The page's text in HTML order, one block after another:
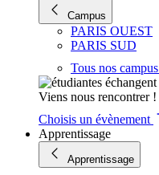
Campus
PARIS OUEST
PARIS SUD
Tous nos campus
Viens nous rencontrer !
Choisis un évènement
Apprentissage
Apprentissage